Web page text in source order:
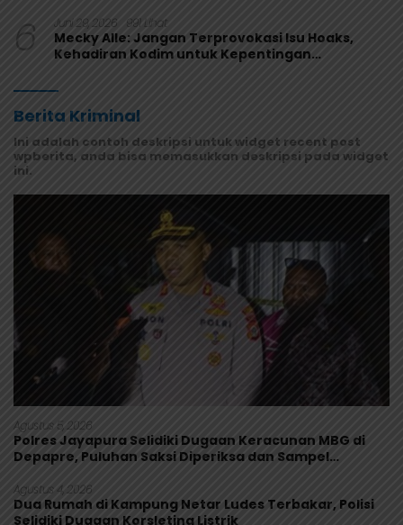
6 Juni 29, 2026 991 Lihat
Mecky Alle: Jangan Terprovokasi Isu Hoaks,
Kehadiran Kodim untuk Kepentingan
Berita Kriminal
Ini adalah contoh deskripsi untuk widget recent post
wpberita, anda bisa memasukkan deskripsi pada widget
ini.
Agustus 5, 2026
Polres Jayapura Selidiki Dugaan Keracunan MBG di
Depapre, Puluhan Saksi Diperiksa dan Sampel
Agustus 4, 2026
Dua Rumah di Kampung Netar Ludes Terbakar, Polisi
Selidiki Dugaan Korsleting Listrik